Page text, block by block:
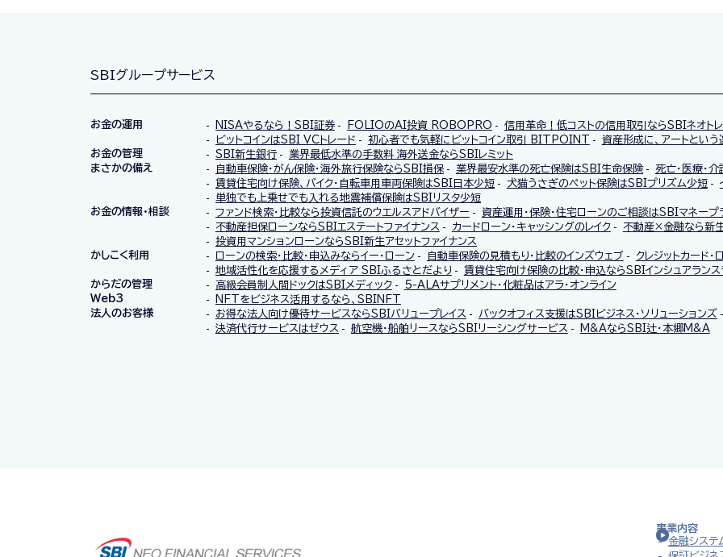
SBIグループサービス
お金の運用 NISAやるなら！SBI証券 FOLIOのAI投資 ROBOPRO 信用革命！低コストの信用取引ならSBIネオト
ビットコインはSBI VCトレード
初心者でも気軽にビットコイン取引 BITPOINT
資産形成に、アートとい
お金の管理
SBI新生銀行
業界最低水準の手数料 海外送金ならSBIレミット
まさかの備え
自動車保険・がん保険・海外旅行保険ならSBI損保 業界最安水準の死亡保険はSBI生命保険
死亡・医療・
賃貸住宅向け保険、バイク・自転車用車両保険はSBI日本少短
犬猫うさぎのペット保険はSBIプリズム少短
単独でも上乗せでも入れる地震補償保険はSBIリスタ少短
お金の情報・相談
ファンド検索・比較なら投資信託のウエルスアドバイザー 資産運用・保険・住宅ローンのご相談はSBIマネープ
不動産担保ローンならSBIエステートファイナンス
カードローン・キャッシングのレイク
不動産×金融なら新生
投資用マンションローンならSBI新生アセットファイナンス
かしこく利用
ローンの検索・比較・申込みならイー・ローン 自動車保険の見積もり・比較のインズウェブ
クレジットカード
地域活性化を応援するメディア SBIふるさとだより
賃貸住宅向け保険の比較・申込ならSBIインシュアランス
からだの管理
高級会員制人間ドックはSBIメディック
5-ALAサプリメント・化粧品はアラ・オンライン
Web3
NFTをビジネス活用するなら、SBINFT
法人のお客様
お得な法人向け優待サービスならSBIバリュープレイス バックオフィス支援はSBIビジネス・ソリューションズ
決済代行サービスはゼウス
航空機・船舶リースならSBIリーシングサービス M&AならSBI辻・本郷M&A
事業内容
金融システ